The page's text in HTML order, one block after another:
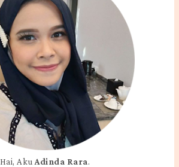
Hai, AkuAdinda Rara.